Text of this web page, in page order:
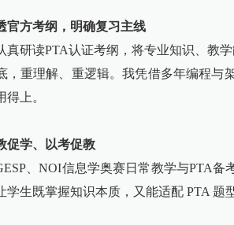
官方考纲，明确复习主线
真研读PTA认证考纲，将专业知识、教
，重理解、重逻辑。我凭借多年编程与
得上。
促学、以考促教
、NOI信息学奥赛日常教学与PTA
学生既掌握知识本质，又能适配 PTA 题